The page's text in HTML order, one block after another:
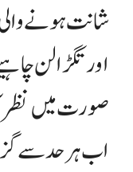
شانت ہونے
اور تگڑا لن
صورت میں نظر
اب ہر حد سے